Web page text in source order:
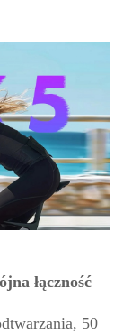
łączność
50